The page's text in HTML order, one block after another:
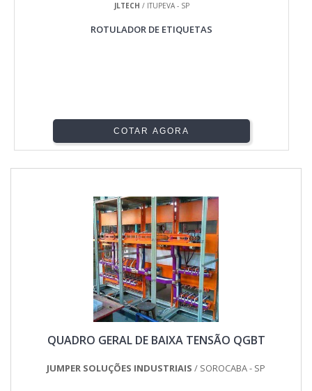
JLTECH / ITUPEVA - SP
ROTULADOR DE ETIQUETAS
COTAR AGORA
QUADRO GERAL DE BAIXA TENSÃO QGBT
JUMPER SOLUÇÕES INDUSTRIAIS / SOROCABA - SP